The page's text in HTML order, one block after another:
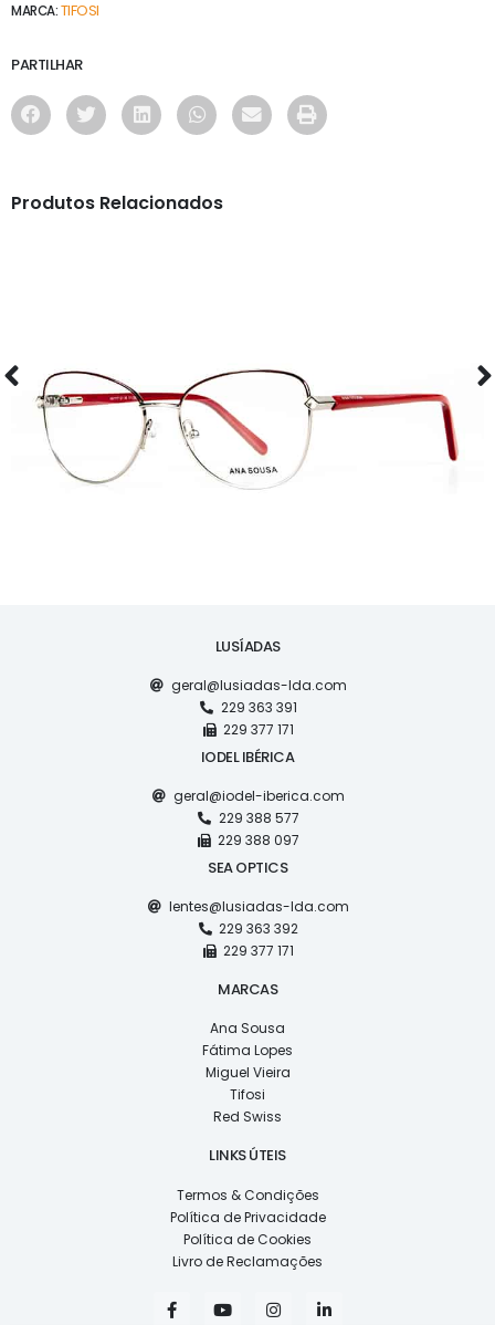
MARCA:TIFOSI
PARTILHAR
Produtos Relacionados
LUSÍADAS
geral@lusiadas-lda.com
229 363 391
229 377 171
IODEL IBÉRICA
geral@iodel-iberica.com
229 388 577
229 388 097
SEA OPTICS
lentes@lusiadas-lda.com
229 363 392
229 377 171
MARCAS
Ana Sousa
Fátima Lopes
Miguel Vieira
Tifosi
Red Swiss
LINKS ÚTEIS
Termos & Condições
Política de Privacidade
Política de Cookies
Livro de Reclamações
F
a
Y
o
I
n i